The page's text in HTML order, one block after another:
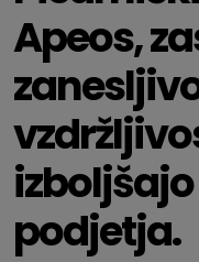
Apeos,
podjetja.